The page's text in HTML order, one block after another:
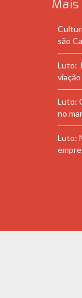
são
Luto:
viação
Luto:
no
Luto: